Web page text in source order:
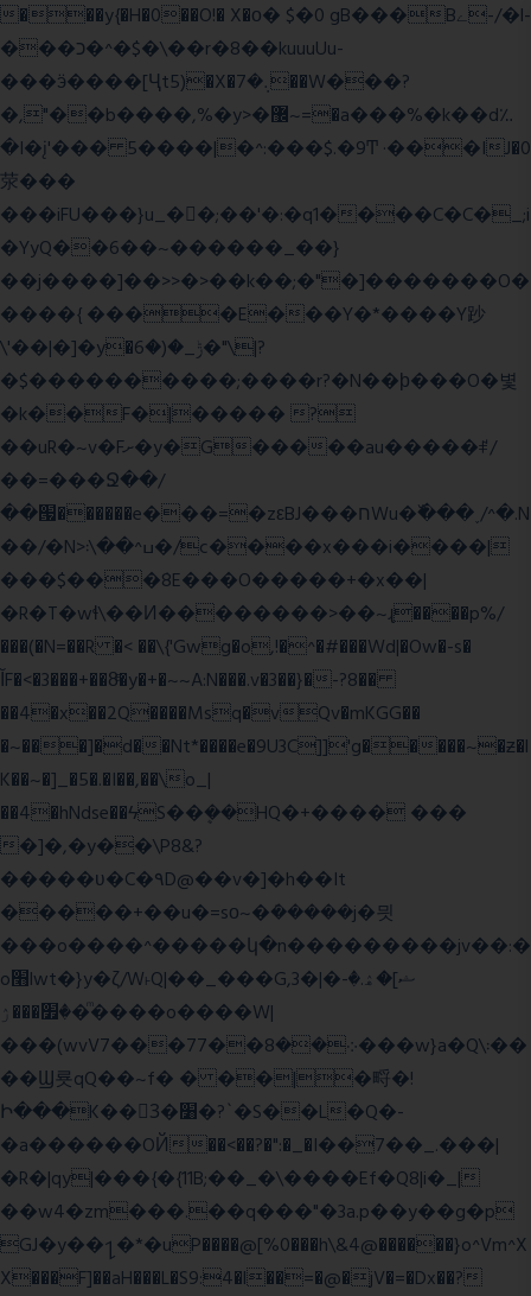
���y{�H�0��O!� X�о� $�0 gB���Bے-/�l-
���כ�^�$�\��r�8��kuuuUu-
���ӭ����[Ҷt5)�X�܉�7��W���?
�,"��b����,%�y>�޼~=�a���%�k��d؉
�I�į'��� 5����|�^:���$.�9Ͳ ·���IJ�0
荥���
���iFU���}u_��;��'�:�q1����C�C�_;i
�YyQ��6��~������_��}
��j����]��>>�>��k��;�"�]�������O�
����{ ����E���Y�*����Y䟞
\'��|�]�y�ݱ_�(�6�"\|?
�$����������;����r?�N��ϸ���O�볓
�k��F�|����� ?
��uR�~v�Fށ�y�G�����au�����ꑷ/
��=���Ջ��/
��՗������e���=�zεBJ���חWu�߰���˯/^�.N
��/�N>ߎ^��\܃�/c����x���i����|
���$���ܿ8E���O�����+�x��|
�R�T�wɬ\� �И��������>��~ɻ����p%/
���(�N=��R �< ��\{'Gwg�o,!�^�#���Wd|�Ow�-s�
ĬF�<�3���+��8ͣ�y�+�~~A:N���.v�3��}�-?8��
��4�x��2Q����Msq�vQv�mKGG��
�~���]�d��Nt*����e�9U3C]]'g�����~�ƶ�l
K��~�]_�5�.�I��,��\o_|
��4�hNdse��ϟS��ܷ��HQ�+���� ���
�]�,�y��\P8&?
�����ʋ�C�۹D@��v�]�h��It
�����+��u�=sο~�ܿ�����j�믯
���o����^�����կ�n���������jv��:�
o׫lwt�}y�ζ/W˫Q|��_���G,3�|�ޝ]�ۿ.�-
�׿���ۯ�ͫ����o����W|
���(wvV܀��8��77���7���w}a�Q\܃��
��Ϣ룟qQ��~f� � ��|�㽟�!
Ի���K��3ٓ�׸�?`�S��L�Q�-
�a������OЙ��<��?�":�_�I��7��_.���|
�R�|qy|���{�{11B;��_�\����Ef�Q8|i�_|
��w4�zm���.��q���"�3a.p��y��g�p
GJ�y��႑�*�uP����@[%0���h\&4@������}o^Vm^X
X���F]��aH���L�S9:4�l��=�@�jV�=�Dx��?